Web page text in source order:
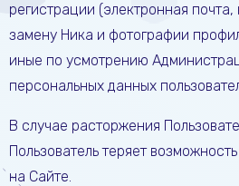
регистрации (электронная
замену Ника и фотографии
иные по усмотрению
персональных данных
В случае расторжения
Пользователь теряет
на Сайте.